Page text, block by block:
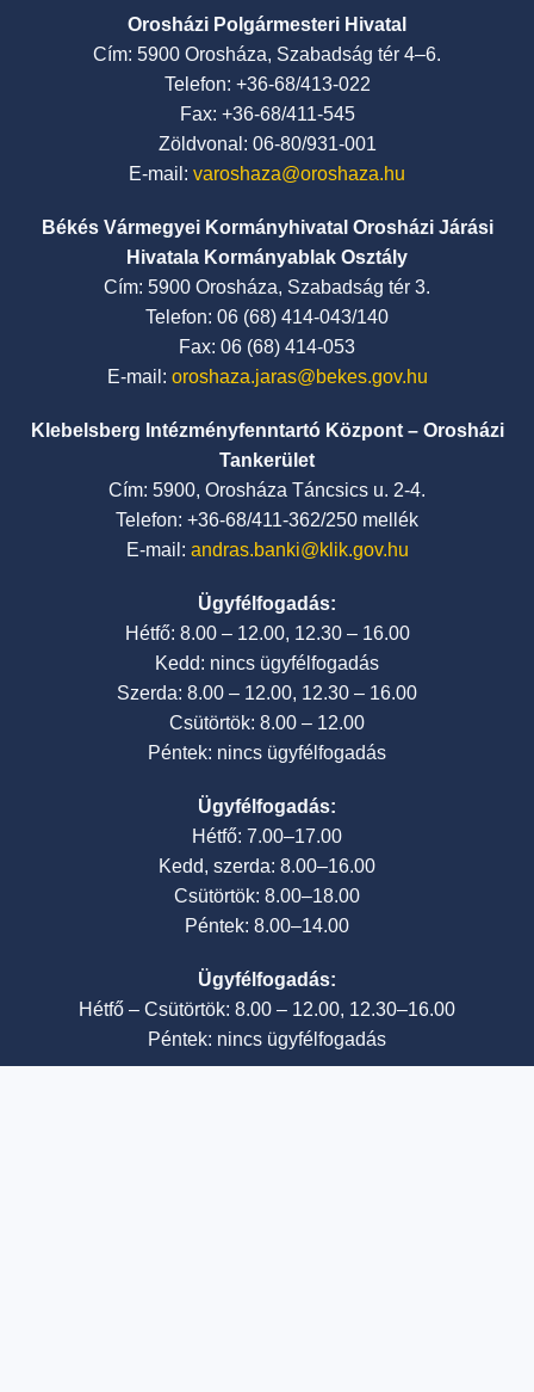
Orosházi Polgármesteri Hivatal
Cím: 5900 Orosháza, Szabadság tér 4–6.
Telefon: +36-68/413-022
Fax: +36-68/411-545
Zöldvonal: 06-80/931-001
E-mail: varoshaza@oroshaza.hu
Békés Vármegyei Kormányhivatal Orosházi Járási
Hivatala Kormányablak Osztály
Cím: 5900 Orosháza, Szabadság tér 3.
Telefon: 06 (68) 414-043/140
Fax: 06 (68) 414-053
E-mail: oroshaza.jaras@bekes.gov.hu
Klebelsberg Intézményfenntartó Központ – Orosházi
Tankerület
Cím: 5900, Orosháza Táncsics u. 2-4.
Telefon: +36-68/411-362/250 mellék
E-mail: andras.banki@klik.gov.hu
Ügyfélfogadás:
Hétfő: 8.00 – 12.00, 12.30 – 16.00
Kedd: nincs ügyfélfogadás
Szerda: 8.00 – 12.00, 12.30 – 16.00
Csütörtök: 8.00 – 12.00
Péntek: nincs ügyfélfogadás
Ügyfélfogadás:
Hétfő: 7.00–17.00
Kedd, szerda: 8.00–16.00
Csütörtök: 8.00–18.00
Péntek: 8.00–14.00
Ügyfélfogadás:
Hétfő – Csütörtök: 8.00 – 12.00, 12.30–16.00
Péntek: nincs ügyfélfogadás